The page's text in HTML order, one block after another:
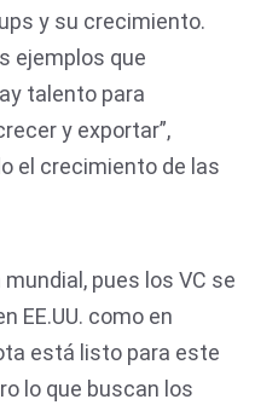
y su crecimiento.
ejemplos que
talento para
y exportar”,
el crecimiento de las
pues los VC se
EE.UU. como en
está listo para este
lo que buscan los